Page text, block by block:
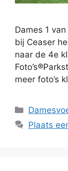
Dames 1
bij Ceaser
naar de 4e
meer foto’s
Plaats